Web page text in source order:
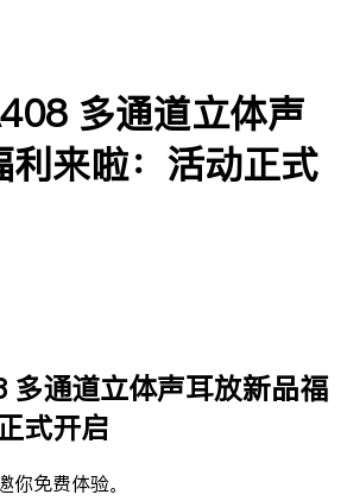
多通道立体声
利来啦：活动正式
多通道立体声耳放新品福
式开启
免费体验。